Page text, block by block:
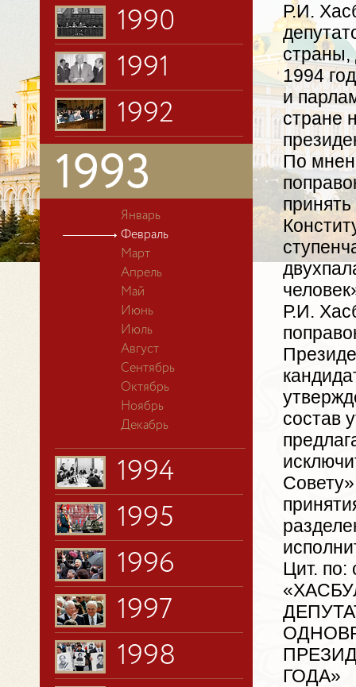
1990
1991
1992
1993
Январь
Февраль
Март
Апрель
Май
Июнь
Июль
Август
Сентябрь
Октябрь
Ноябрь
Декабрь
1994
1995
1996
1997
1998
Р.И.
страны,
1994
и
стране
По
Р.И.
состав
Цит.
ГОДА»